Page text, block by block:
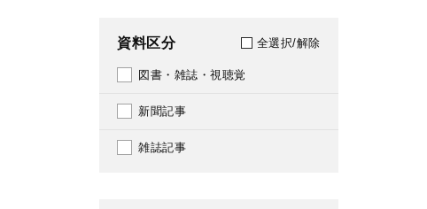
資料区分 全選択/解除
図書・雑誌・視聴覚
新聞記事
雑誌記事